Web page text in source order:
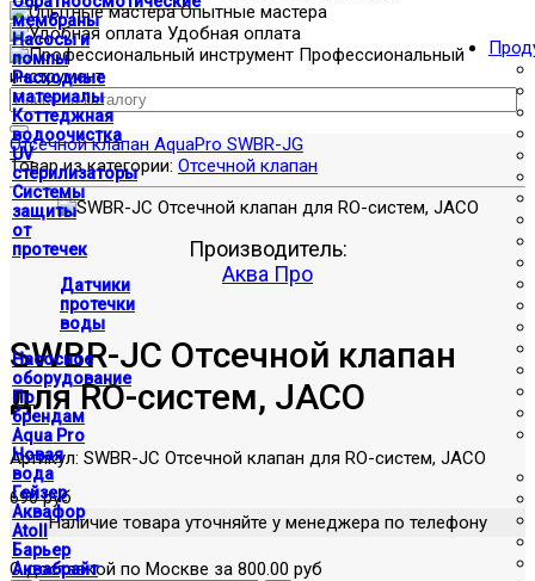
мембраны
Насосы и
помпы
Расходные
материалы
Коттеджная
водоочистка
UV
стерилизаторы
Системы
защиты
от
протечек
Датчики
протечки
воды
Насосное
оборудование
По
брендам
Aqua Pro
Новая
вода
Гейзер
Аквафор
Atoll
Барьер
Аквабрайт
Опытные мастера
Удобная оплата
Профессиональный
инструмент
Отсечной клапан AquaPro SWBR-JG
Товар из категории: Отсечной клапан
Производитель:
Аква Про
SWBR-JC Отсечной клапан
для RO-систем, JACO
Артикул: SWBR-JC Отсечной клапан для RO-систем, JACO
690 руб
Наличие товара уточняйте у менеджера по телефону
С доставкой по Москве за 800.00 руб